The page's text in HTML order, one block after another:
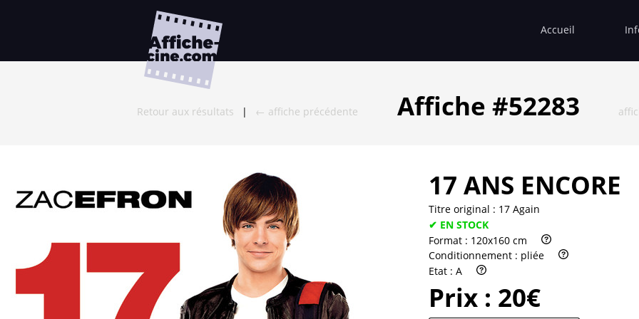
Accueil
Retour aux résultats | ← affiche précédente Affiche #52283
17 ANS ENCORE
Titre original : 17 Again
✔ EN STOCK
Format : 120x160 cm
Conditionnement : pliée
Etat : A
Prix : 20€